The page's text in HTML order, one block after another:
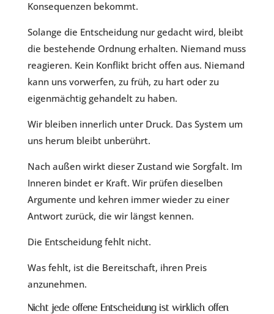
Konsequenzen bekommt.
Solange die Entscheidung nur gedacht wird, bleibt
die bestehende Ordnung erhalten. Niemand muss
reagieren. Kein Konflikt bricht offen aus. Niemand
kann uns vorwerfen, zu früh, zu hart oder zu
eigenmächtig gehandelt zu haben.
Wir bleiben innerlich unter Druck. Das System um
uns herum bleibt unberührt.
Nach außen wirkt dieser Zustand wie Sorgfalt. Im
Inneren bindet er Kraft. Wir prüfen dieselben
Argumente und kehren immer wieder zu einer
Antwort zurück, die wir längst kennen.
Die Entscheidung fehlt nicht.
Was fehlt, ist die Bereitschaft, ihren Preis
anzunehmen.
Nicht jede offene Entscheidung ist wirklich offen